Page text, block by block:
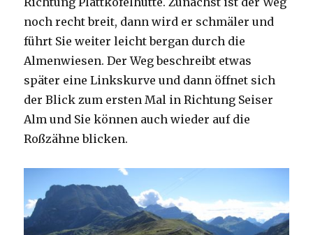
noch recht breit, dann wird er schmäler und
führt Sie weiter leicht bergan durch die
Almenwiesen. Der Weg beschreibt etwas
später eine Linkskurve und dann öffnet sich
der Blick zum ersten Mal in Richtung Seiser
Alm und Sie können auch wieder auf die
Roßzähne blicken.